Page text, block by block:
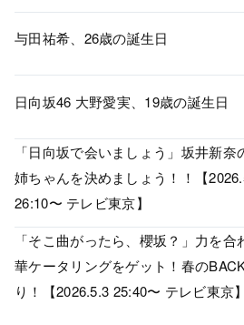
与田祐希、26歳の誕生日
日向坂46 大野愛実、19歳の誕生日
「日向坂で会いましょう」坂井新奈
姉ちゃんを決めましょう！！【
26:10〜 テレビ東京】
「そこ曲がったら、櫻坂？」力を合
華ケータリングをゲット！春の
り！【2026.5.3 25:40〜 テレビ東京】